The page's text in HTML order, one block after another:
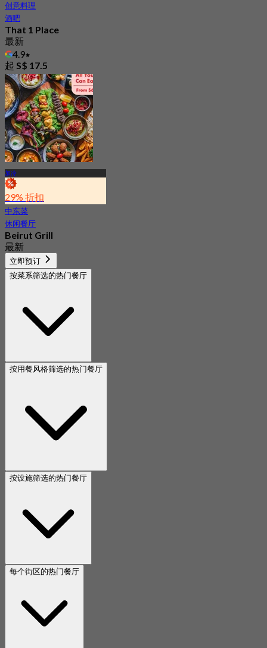
创意料理
酒吧
That 1 Place
最新
4.9
起 S$ 17.5
加冷
29% 折扣
中东菜
休闲餐厅
Beirut Grill
最新
4.4
起S$ 49.5
立即预订
按菜系筛选的热门餐厅
按用餐风格筛选的热门餐厅
按设施筛选的热门餐厅
每个街区的热门餐厅